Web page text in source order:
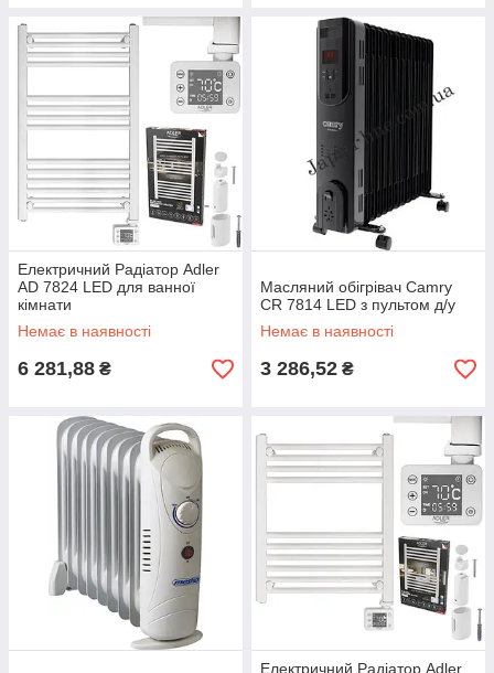
Електричний Радіатор Adler
AD 7824 LED для ванної
кімнати
Немає в наявності
6 281,88 ₴
Масляний обігрівач Camry
CR 7814 LED з пультом д/у
Немає в наявності
3 286,52 ₴
Електричний Радіатор Adler